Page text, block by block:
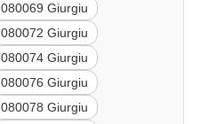
080069 Giurgiu
080072 Giurgiu
080074 Giurgiu
080076 Giurgiu
080078 Giurgiu